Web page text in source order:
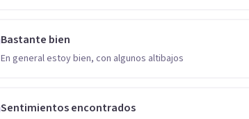
Bastante bien
En general estoy bien, con algunos altibajos
Sentimientos encontrados